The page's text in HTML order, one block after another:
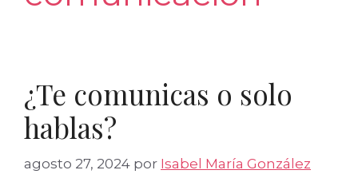
¿Te comunicas o solo
hablas?
agosto 27, 2024 por Isabel María González